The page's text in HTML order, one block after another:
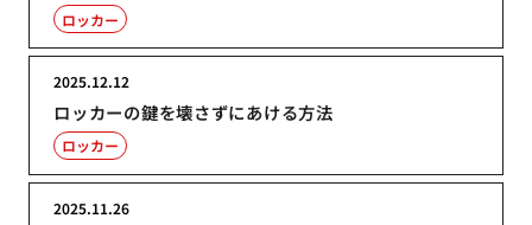
ロッカー
ロッカーの鍵を壊さずにあける方法
2025.12.12
ロッカー
2025.11.26